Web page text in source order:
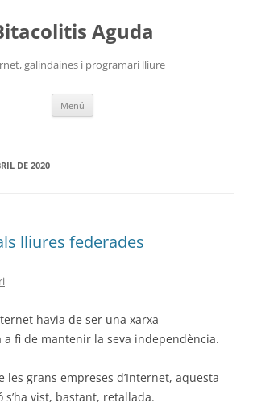
Aguda
galindaines i programari lliure
Menú
DE 2020
lliures federades
havia de ser una xarxa
fi de mantenir la seva independència.
les grans empreses d’Internet, aquesta
vist, bastant, retallada.